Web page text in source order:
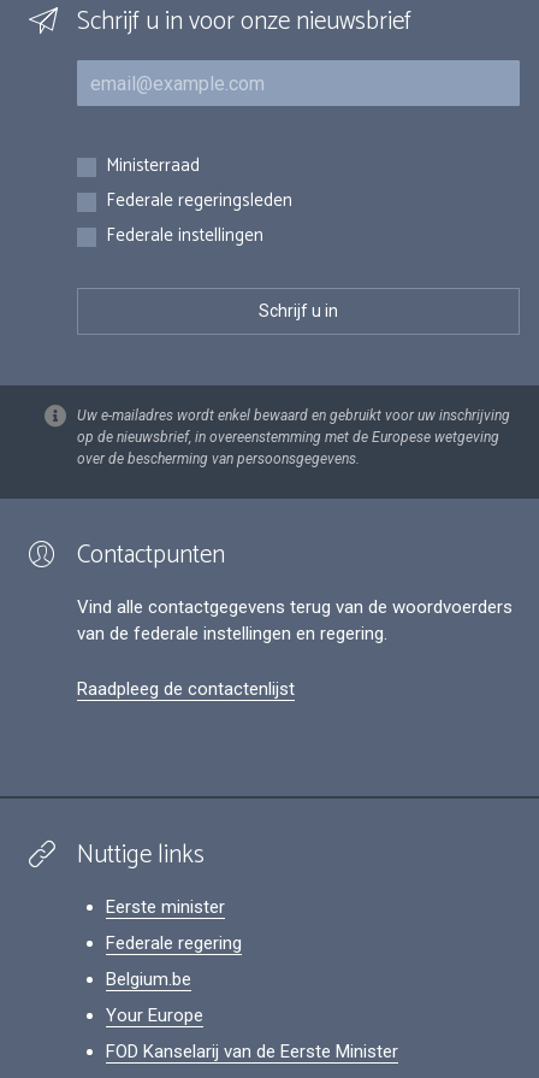
Schrijf u in voor onze nieuwsbrief
E-mail
Inschrijvingen
Ministerraad
Federale regeringsleden
Federale instellingen
Uw e-mailadres wordt enkel bewaard en gebruikt voor uw inschrijving
op de nieuwsbrief, in overeenstemming met de Europese wetgeving
over de bescherming van persoonsgegevens.
Contactpunten
Vind alle contactgegevens terug van de woordvoerders
van de federale instellingen en regering.
Raadpleeg de contactenlijst
Nuttige links
Eerste minister
Federale regering
Belgium.be
Your Europe
FOD Kanselarij van de Eerste Minister